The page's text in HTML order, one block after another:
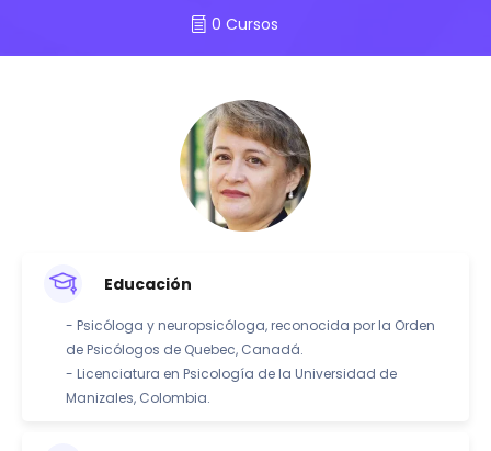
0 Cursos
Educación
- Psicóloga y neuropsicóloga, reconocida por la Orden
de Psicólogos de Quebec, Canadá.
- Licenciatura en Psicología de la Universidad de
Manizales, Colombia.